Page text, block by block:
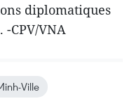
diplomatiques
CPV/VNA
Ville